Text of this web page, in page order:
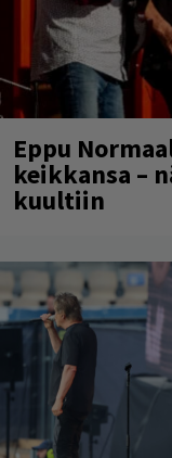
Eppu
keikkansa –
kuultiin